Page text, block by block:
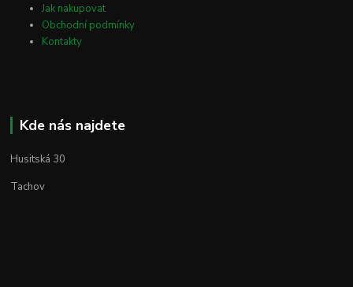
Jak nakupovat
Obchodní podmínky
Kontakty
Kde nás najdete
Husitská 30
Tachov